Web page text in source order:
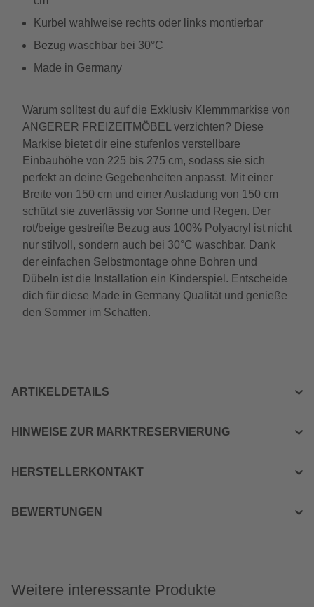
Kurbel wahlweise rechts oder links montierbar
Bezug waschbar bei 30°C
Made in Germany
Warum solltest du auf die Exklusiv Klemmmarkise von
ANGERER FREIZEITMÖBEL verzichten? Diese
Markise bietet dir eine stufenlos verstellbare
Einbauhöhe von 225 bis 275 cm, sodass sie sich
perfekt an deine Gegebenheiten anpasst. Mit einer
Breite von 150 cm und einer Ausladung von 150 cm
schützt sie zuverlässig vor Sonne und Regen. Der
rot/beige gestreifte Bezug aus 100% Polyacryl ist nicht
nur stilvoll, sondern auch bei 30°C waschbar. Dank
der einfachen Selbstmontage ohne Bohren und
Dübeln ist die Installation ein Kinderspiel. Entscheide
dich für diese Made in Germany Qualität und genieße
den Sommer im Schatten.
ARTIKELDETAILS
HINWEISE ZUR MARKTRESERVIERUNG
HERSTELLERKONTAKT
BEWERTUNGEN
Weitere interessante Produkte